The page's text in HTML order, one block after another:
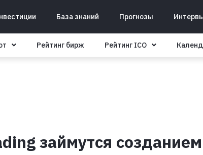
База знаний Прогнозы
Рейтинг бирж Рейтинг ICO
займутся созданием